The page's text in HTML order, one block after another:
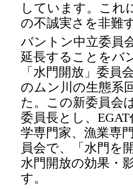
しています。これ
の不誠実さを非難
バントン中立委員
延長することをバ
「水門開放」委員
のムン川の生態系
た。この新委員会
委員長とし、
学専門家、漁業専
員会で、「水門を
水門開放の効果・
す。